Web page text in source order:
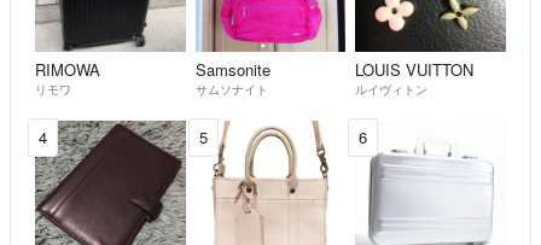
【ティファナとは？】
都内・さいたまに10店舗以上を展開しているリサイクルショップ
「良い品物を安く提供」をモットーに出品中！
【適格請求書(インボイス番号記載書類)の発行について】
適格請求書が必要な場合は別途お申し付けください。
A4用紙にて発行したものを商品の発送とともに同封させていただきま
す。
基本的にはPDFデータによるメール送信は行っておりませんので、ご了
RIMOWA
リモワ
Samsonite
サムソナイト
LOUIS VUITTON
ルイヴィトン
4 5 6